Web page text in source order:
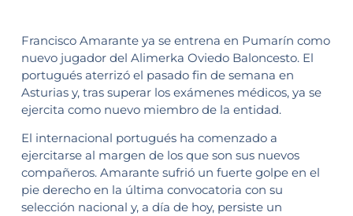
Francisco Amarante ya se entrena en Pumarín como
nuevo jugador del Alimerka Oviedo Baloncesto. El
portugués aterrizó el pasado fin de semana en
Asturias y, tras superar los exámenes médicos, ya se
ejercita como nuevo miembro de la entidad.
El internacional portugués ha comenzado a
ejercitarse al margen de los que son sus nuevos
compañeros. Amarante sufrió un fuerte golpe en el
pie derecho en la última convocatoria con su
selección nacional y, a día de hoy, persiste un